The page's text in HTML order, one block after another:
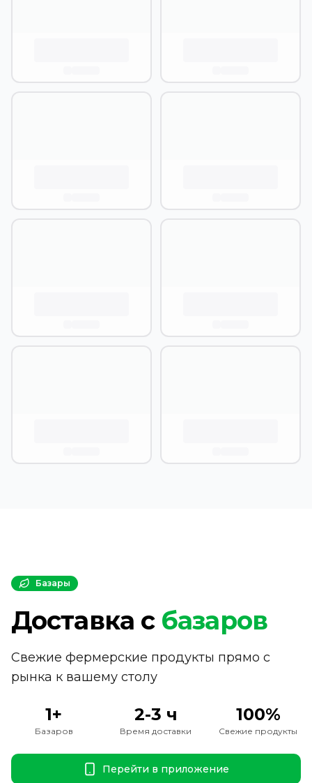
Базары
Доставка с базаров
Свежие фермерские продукты прямо с
рынка к вашему столу
1+
Базаров
2-3 ч
Время доставки
100%
Свежие продукты
Перейти в приложение